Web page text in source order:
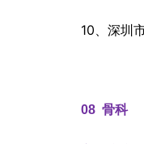
10、深圳
08 骨科